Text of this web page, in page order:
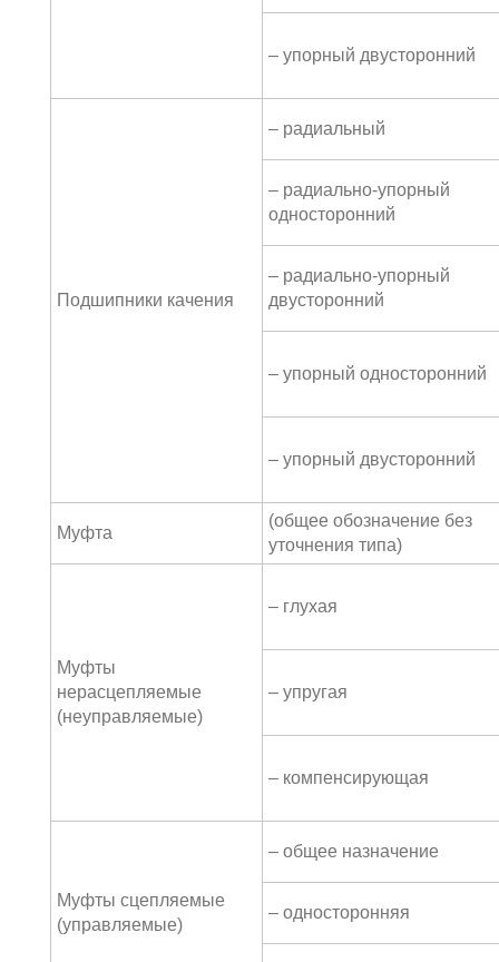
– упорный двусторонний
Подшипники качения
– радиальный
– радиально-упорный
односторонний
– радиально-упорный
двусторонний
– упорный односторонний
– упорный двусторонний
Муфта
(общее обозначение без
уточнения типа)
Муфты
нерасцепляемые
(неуправляемые)
– глухая
– упругая
– компенсирующая
Муфты сцепляемые
(управляемые)
– общее назначение
– односторонняя